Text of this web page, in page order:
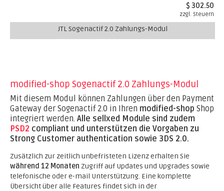
$ 302.50
zzgl. Steuern
JTL Sogenactif 2.0 Zahlungs-Modul
modified-shop Sogenactif 2.0 Zahlungs-Modul
Mit diesem Modul können Zahlungen über den Payment
Gateway der Sogenactif 2.0 in Ihren modified-shop Shop
integriert werden. Alle sellxed Module sind zudem
PSD2 compliant und unterstützen die Vorgaben zu
Strong Customer authentication sowie 3DS 2.0.
Zusätzlich zur zeitlich unbefristeten Lizenz erhalten Sie
während 12 Monaten Zugriff auf Updates und Upgrades sowie
telefonische oder e-mail Unterstützung. Eine komplette
Übersicht über alle Features findet sich in der